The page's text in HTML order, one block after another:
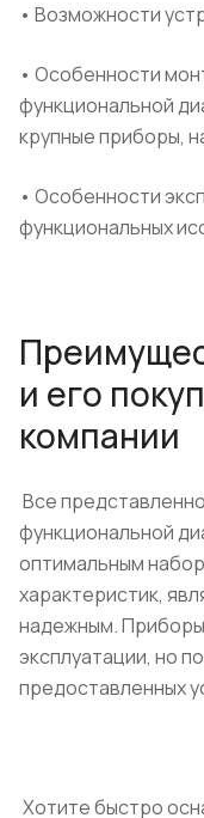
• Возможности
• Особенности
функциональной
крупные приборы,
• Особенности
функциональных
и его
компании
Все
функциональной
оптимальным
характеристик,
надежным.
эксплуатации, но
предоставленных
Хотите быстро